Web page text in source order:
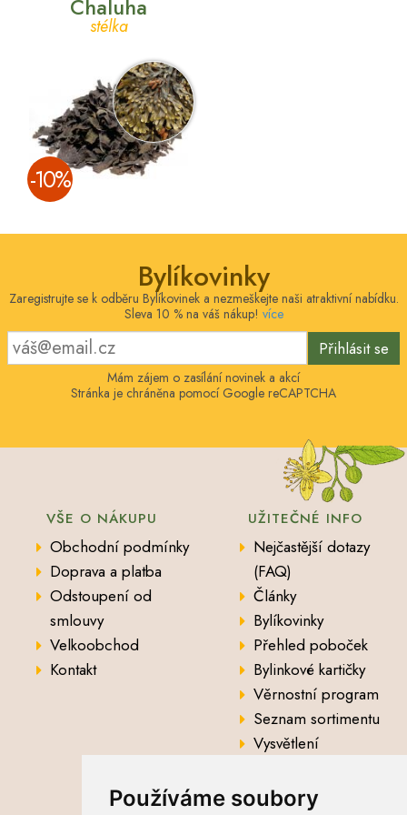
Používáme soubory
Chaluha
stélka
­-10%
Bylíkovinky
Zaregistrujte se k odběru Bylíkovinek a nezmeškejte naši atraktivní nabídku.
Sleva 10 % na váš nákup! více
Přihlásit se
Mám zájem o zasílání novinek a akcí
Stránka je chráněna pomocí Google reCAPTCHA
VŠE O NÁKUPU
Obchodní podmínky
Doprava a platba
Odstoupení od
smlouvy
Velkoobchod
Kontakt
UŽITEČNÉ INFO
Nejčastější dotazy
(FAQ)
Články
Bylíkovinky
Přehled poboček
Bylinkové kartičky
Věrnostní program
Seznam sortimentu
Vysvětlení